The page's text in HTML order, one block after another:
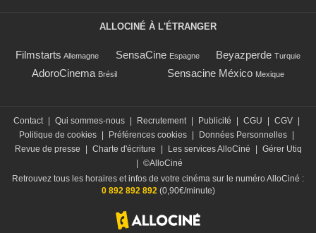
ALLOCINÉ À L'ÉTRANGER
Filmstarts Allemagne SensaCine Espagne Beyazperde Turquie
AdoroCinema Brésil Sensacine México Mexique
Contact Qui sommes-nous Recrutement Publicité CGU CGV
Politique de cookies
Préférences cookies Données Personnelles
Revue de presse
Charte d'écriture Les services AlloCiné
Gérer Utiq
©AlloCiné
Retrouvez tous les horaires et infos de votre cinéma sur le numéro AlloCiné :
0 892 892 892(0,90€/minute)